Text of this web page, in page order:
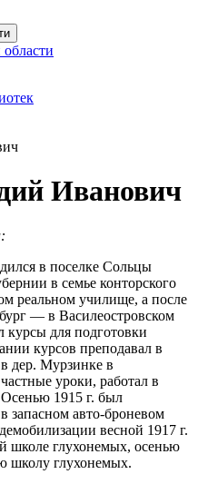
Иванович
в поселке Сольцы
в семье конторского
реальном училище, а после
— в Василеостровском
для подготовки
курсов преподавал в
дер. Мурзинке в
уроки, работал в
1915 г. был
запасном авто-броневом
весной 1917 г.
школе глухонемых, осенью
школу глухонемых.